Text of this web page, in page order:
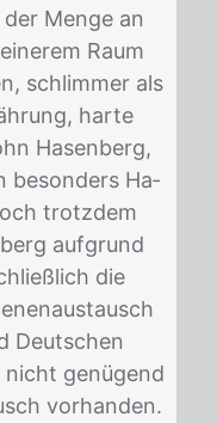
Men­ge an
Raum
schlim­mer als
har­te
Ha­sen­berg,
be­son­ders Ha­
trotz­dem
auf­grund
die
Deut­schen
ge­nü­gend
vor­han­den.